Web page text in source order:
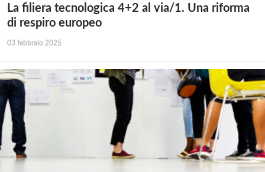
La filiera tecnologica 4+2 al via/1. Una riforma
di respiro europeo
03 febbraio 2025